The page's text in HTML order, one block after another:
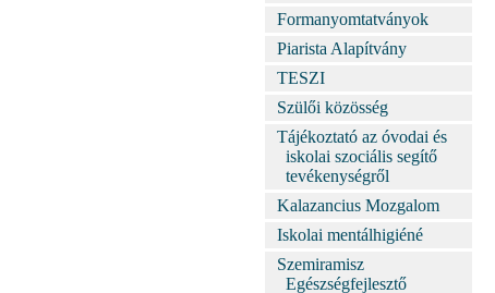
Formanyomtatványok
Piarista Alapítvány
TESZI
Szülői közösség
Tájékoztató az óvodai és
iskolai szociális segítő
tevékenységről
Kalazancius Mozgalom
Iskolai mentálhigiéné
Szemiramisz
Egészségfejlesztő